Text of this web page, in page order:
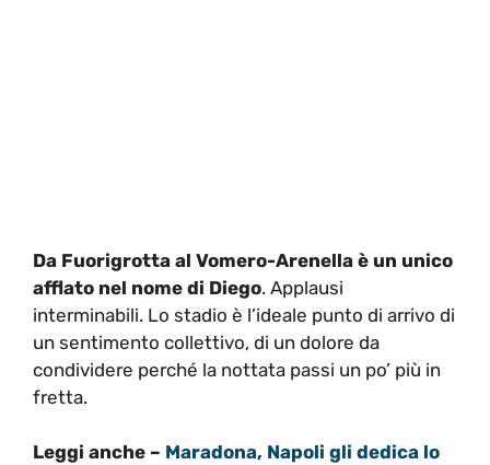
Da Fuorigrotta al Vomero-Arenella è un unico
afflato nel nome di Diego. Applausi
interminabili. Lo stadio è l’ideale punto di arrivo di
un sentimento collettivo, di un dolore da
condividere perché la nottata passi un po’ più in
fretta.
Leggi anche – Maradona, Napoli gli dedica lo